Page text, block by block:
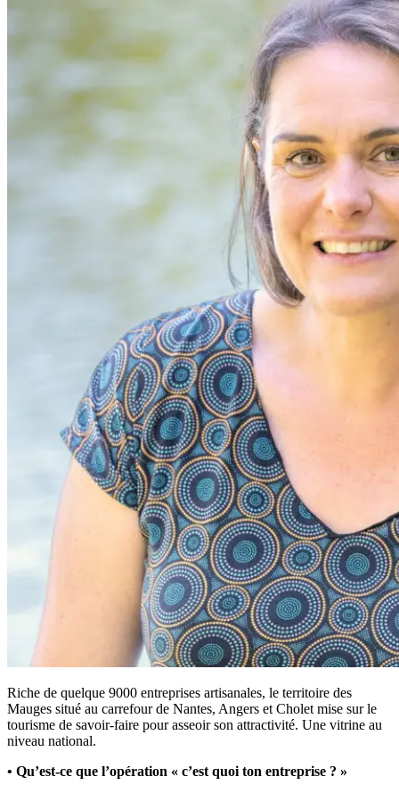
Riche de quelque 9000 entreprises artisanales, le territoire des
Mauges situé au carrefour de Nantes, Angers et Cholet mise sur le
tourisme de savoir-faire pour asseoir son attractivité. Une vitrine au
niveau national.
• Qu’est-ce que l’opération « c’est quoi ton entreprise ? »